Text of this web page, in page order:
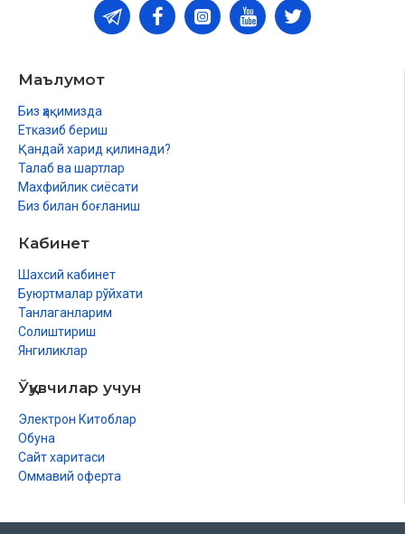
Маълумот
Биз ҳақимизда
Етказиб бериш
Қандай харид қилинади?
Талаб ва шартлар
Махфийлик сиёсати
Биз билан боғланиш
Кабинет
Шахсий кабинет
Буюртмалар рўйхати
Танлаганларим
Солиштириш
Янгиликлар
Ўқувчилар учун
Электрон Китоблар
Обуна
Сайт харитаси
Оммавий оферта